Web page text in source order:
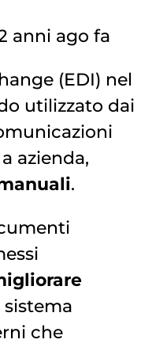
anni ago fa
(EDI) nel
utilizzato dai
azienda,
.
sistema
che